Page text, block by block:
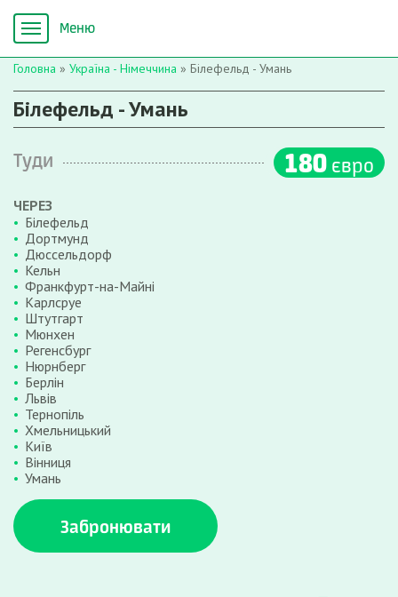
Головна » Україна - Німеччина » Білефельд - Умань
Білефельд - Умань
Туди 180 євро
ЧЕРЕЗ
Білефельд
Дортмунд
Дюссельдорф
Кельн
Франкфурт-на-Майні
Карлсруе
Штутгарт
Мюнхен
Регенсбург
Нюрнберг
Берлін
Львів
Тернопіль
Хмельницький
Київ
Вінниця
Умань
Забронювати